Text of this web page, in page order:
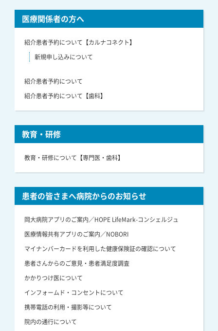
医療関係者の方へ
紹介患者予約について【カルナコネクト】
新規申し込みについて
紹介患者予約について
紹介患者予約について【歯科】
教育・研修
教育・研修について【専門医・歯科】
患者の皆さまへ病院からのお知らせ
岡大病院アプリのご案内／HOPE LifeMark-コンシェルジュ
医療情報共有アプリのご案内／NOBORI
マイナンバーカードを利用した健康保険証の確認について
患者さんからのご意見・患者満足度調査
かかりつけ医について
インフォームド・コンセントについて
携帯電話の利用・撮影等について
院内の通行について